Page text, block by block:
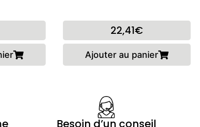
22,41€
Ajouter au panier
Besoin d’un conseil